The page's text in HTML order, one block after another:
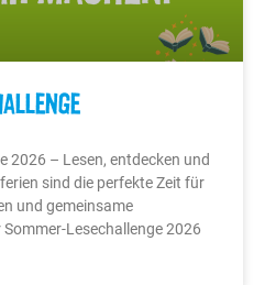
2026 – Lesen, entdecken und
sind die perfekte Zeit für
und gemeinsame
Lesechallenge 2026